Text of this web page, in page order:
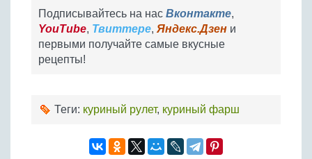
Подписывайтесь на нас Вконтакте,
YouTube, Твиттере, Яндекс.Дзен и
первыми получайте самые вкусные
рецепты!
Теги: куриный рулет, куриный фарш